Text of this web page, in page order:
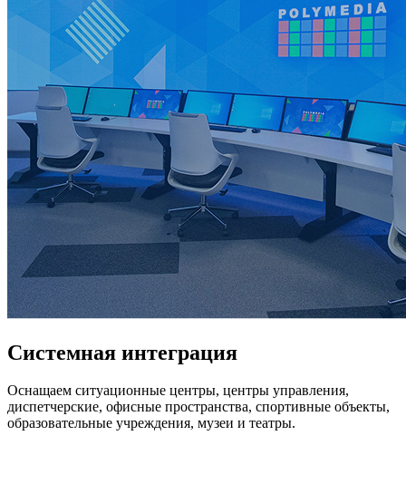
Системная интеграция
Оснащаем ситуационные центры, центры управления,
диспетчерские, офисные пространства, спортивные объекты,
образовательные учреждения, музеи и театры.